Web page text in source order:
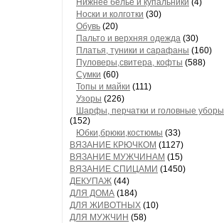
Нижнее белье и купальники (4)
Носки и колготки (30)
Обувь (20)
Пальто и верхняя одежда (30)
Платья, туники и сарафаны (160)
Пуловеры,свитера, кофты (588)
Сумки (60)
Топы и майки (111)
Узоры (226)
Шарфы, перчатки и головные уборы
(152)
Юбки,брюки,костюмы (33)
ВЯЗАНИЕ КРЮЧКОМ (1127)
ВЯЗАНИЕ МУЖЧИНАМ (15)
ВЯЗАНИЕ СПИЦАМИ (1450)
ДЕКУПАЖ (44)
ДЛЯ ДОМА (184)
ДЛЯ ЖИВОТНЫХ (10)
ДЛЯ МУЖЧИН (58)